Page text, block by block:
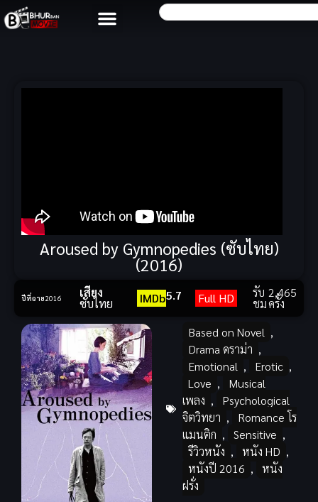
Aroused by Gymnopedies (ซับไทย)
(2016)
ปีที่ฉาย2016 เสียง
ซับไทย IMDb5.7 Full HD รับ
ชม
2,465
ครั้ง
Based on Novel ,
Drama ดราม่า ,
Emotional , Erotic ,
Love ,
Musical
เพลง ,
Psychological
จิตวิทยา ,
Romance โร
แมนติก , Sensitive ,
รีวิวหนัง , หนัง HD ,
หนังปี 2016 ,
หนัง
ฝรั่ง